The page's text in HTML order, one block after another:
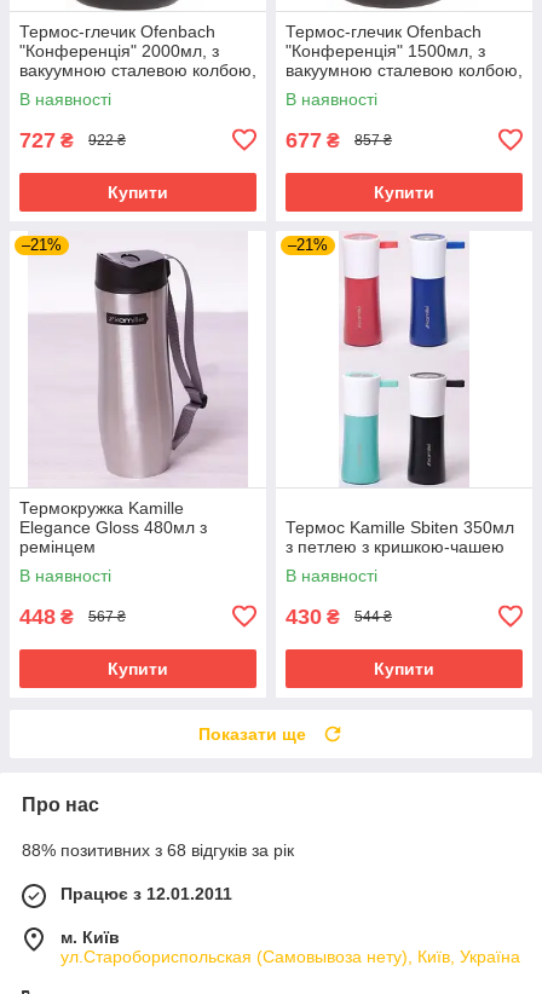
Термос-глечик Ofenbach
"Конференція" 2000мл, з
вакуумною сталевою колбою,
чорний/матовий
В наявності
727 ₴ 922 ₴
Купити
Термос-глечик Ofenbach
"Конференція" 1500мл, з
вакуумною сталевою колбою,
чорний/матовий
В наявності
677 ₴ 857 ₴
Купити
–21%
Термокружка Kamille
Elegance Gloss 480мл з
ремінцем
В наявності
448 ₴ 567 ₴
Купити
–21%
Термос Kamille Sbiten 350мл
з петлею з кришкою-чашею
В наявності
430 ₴ 544 ₴
Купити
Показати ще
Про нас
88% позитивних з 68 відгуків за рік
Працює з 12.01.2011
м. Київ
ул.Старобориспольская (Самовывоза нету), Київ, Україна